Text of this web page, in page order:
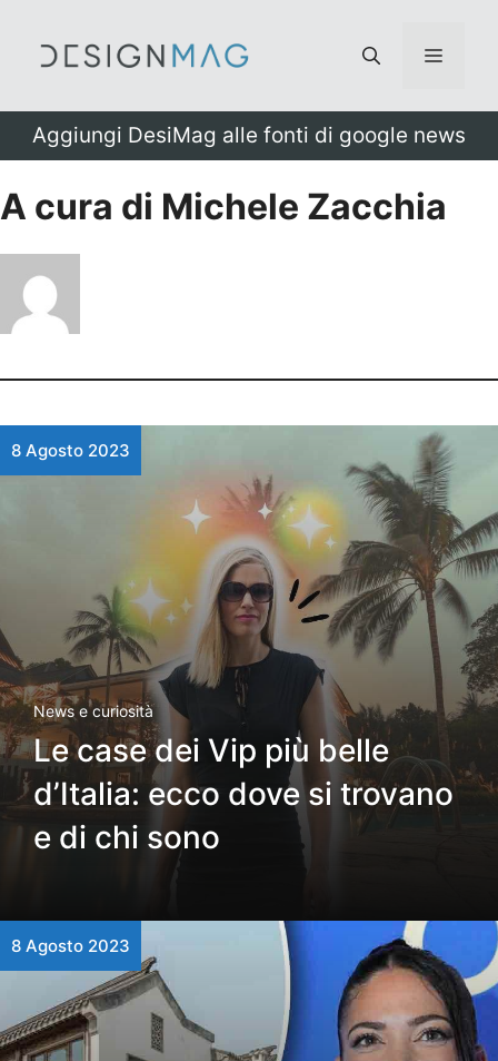
Menu
Aggiungi DesiMag alle fonti di google news
A cura di Michele Zacchia
8 Agosto 2023
News e curiosità
Le case dei Vip più belle
d’Italia: ecco dove si trovano
e di chi sono
8 Agosto 2023